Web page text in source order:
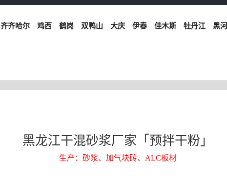
齐齐哈尔 鸡西 鹤岗 双鸭山 大庆 伊春 佳木斯 牡丹江 黑河
黑龙江干混砂浆厂家「预拌干粉」
生产：砂浆、加气块砖、ALC板材